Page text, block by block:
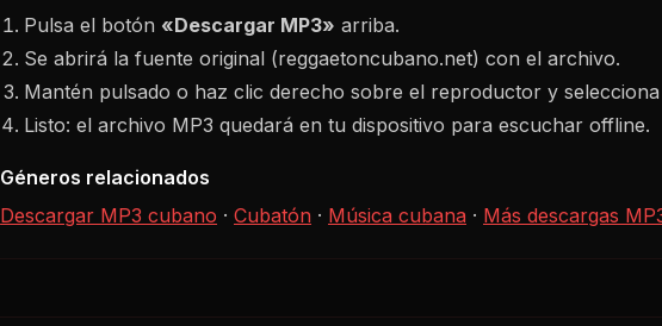
Pulsa el botón «Descargar MP3» arriba.
Se abrirá la fuente original (reggaetoncubano.net) con el archivo.
Mantén pulsado o haz clic derecho sobre el reproductor y selecciona
Listo: el archivo MP3 quedará en tu dispositivo para escuchar offline.
Géneros relacionados
Descargar MP3 cubano · Cubatón · Música cubana · Más descargas